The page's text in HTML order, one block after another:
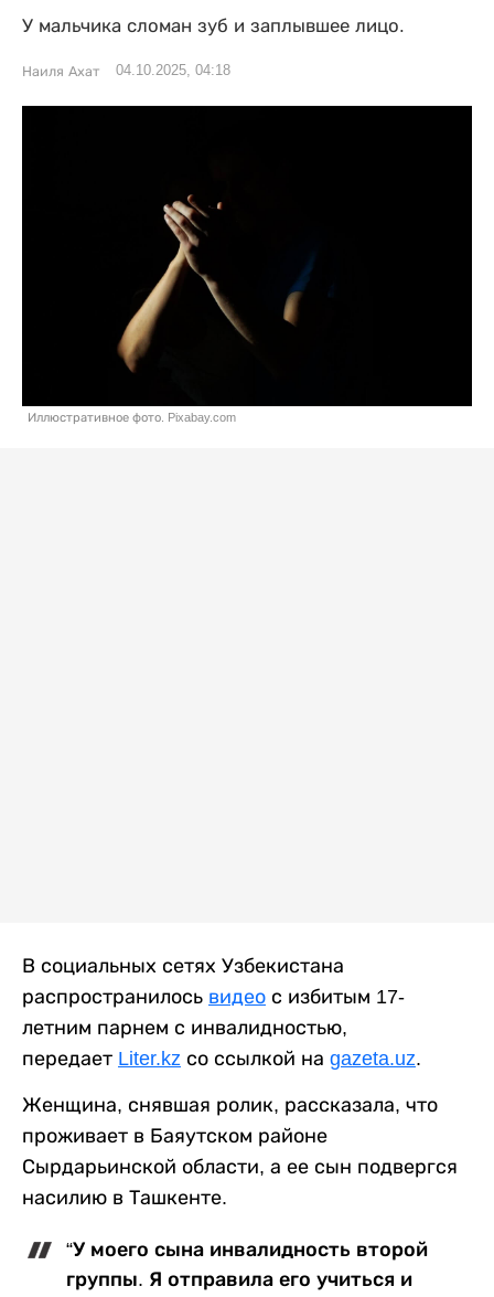
У мальчика сломан зуб и заплывшее лицо.
Наиля Ахат 04.10.2025, 04:18
Иллюстративное фото. Pixabay.com
В социальных сетях Узбекистана
распространилось видео с избитым 17-
летним парнем с инвалидностью,
передает Liter.kz со ссылкой на gazeta.uz.
Женщина, снявшая ролик, рассказала, что
проживает в Баяутском районе
Сырдарьинской области, а ее сын подвергся
насилию в Ташкенте.
“У моего сына инвалидность второй
группы. Я отправила его учиться и